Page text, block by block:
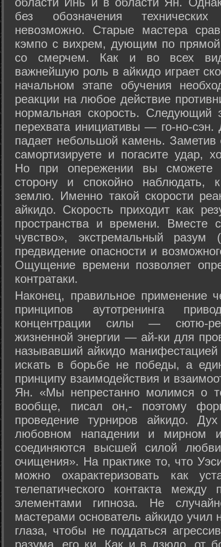
без обозначения
невозможно. Старые мастера
кэмпо с вихрем, дующим по
со смерчем. Как и во всех
важнейшую роль в айкидо играет
начальном этапе обучения
реакции на любое действие
нормальная скорость.
перехвата инициативы — го-но-
падает небольшой камень.
самортизируете и погасите удар,
Но при опережении вы сможете
сторону и спокойно наблюдать,
землю. Именно такой скорости
айкидо. Скорость приходит как
пространства и времени. Вместе
чувство», экстремальный разум
предвидение опасности и
Ощущение времени позволяет
контратаки.
Наконец, правильное применение
принципов аутотренинга
концентрации силы — сютю-
жизненной энергии — ай-ки для
называвший айкидо
искать в борьбе не победы, а
принципу взаимодействия и
Ян. «Мы непрестанно молимся о
вообще, писал он,- поэтому
проведение турниров айкидо.
любовном нападении и мирном
соединяются высшей силой
очищения». На практике то, что
можно охарактеризовать как
телепатического контакта между
элементами гипноза. Не
мастерами основатель айкидо учил
глаза, чтобы не поддаться
разума, его ки. Как и в дзюдо, от